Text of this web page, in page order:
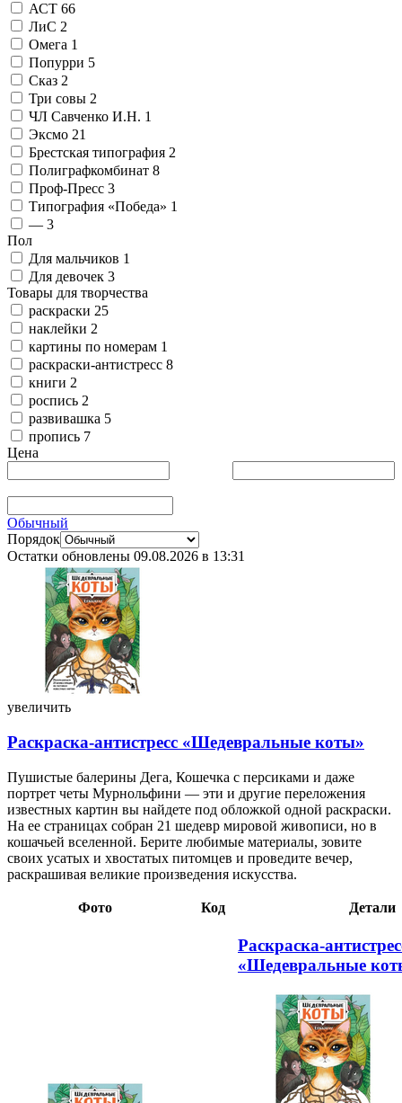
АСТ 66
ЛиС 2
Омега 1
Попурри 5
Сказ 2
Три совы 2
ЧЛ Савченко И.Н. 1
Эксмо 21
Брестская типография 2
Полиграфкомбинат 8
Проф-Пресс 3
Типография «Победа» 1
— 3
Пол
Для мальчиков 1
Для девочек 3
Товары для творчества
раскраски 25
наклейки 2
картины по номерам 1
раскраски-антистресс 8
книги 2
роспись 2
развивашка 5
пропись 7
Цена
Обычный
Порядок
Остатки обновлены 09.08.2026 в 13:31
Раскраска-антистресс «Шедевральные коты» 280×212×5 мм,
48 страниц, 12+ 17,39 105206
увеличить
Раскраска-антистресс «Шедевральные коты»
Пушистые балерины Дега, Кошечка с персиками и даже
портрет четы Мурнольфини — эти и другие переложения
известных картин вы найдете под обложкой одной раскраски.
На ее страницах собран 21 шедевр мировой живописи, но в
кошачьей вселенной. Берите любимые материалы, зовите
своих усатых и хвостатых питомцев и проведите вечер,
раскрашивая великие произведения искусства.
Фото Код Детали
Раскраска-
«Шедевральные